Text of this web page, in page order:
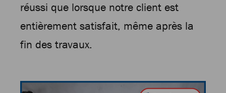
réussi que lorsque notre client est
entièrement satisfait, même après la
fin des travaux.